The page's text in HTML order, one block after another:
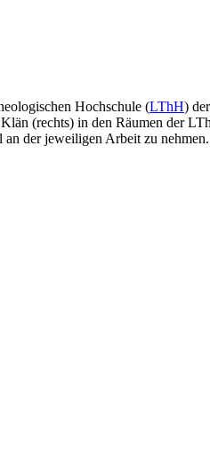
Hochschule (LThH)
(rechts) in den Räumen der
der jeweiligen Arbeit zu nehmen.